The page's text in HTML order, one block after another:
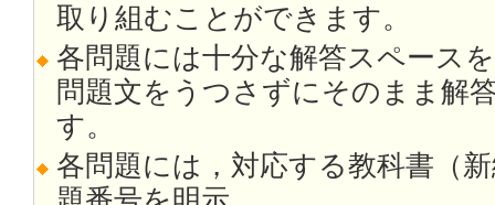
取り組むことができます。
各問題には十分な解答スペース
問題文をうつさずにそのまま解
す。
各問題には，対応する教科書（